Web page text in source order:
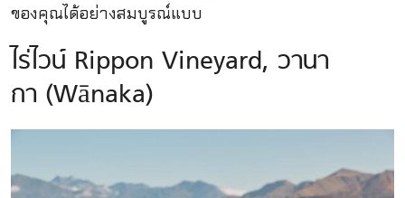
ของคุณได้อย่างสมบูรณ์แบบ
ไร่ไวน์ Rippon Vineyard, วานา
กา (Wānaka)